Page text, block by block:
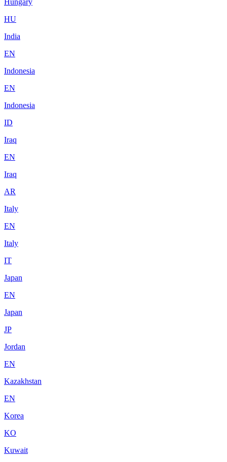
HU
India
EN
Indonesia
EN
Indonesia
ID
Iraq
EN
Iraq
AR
Italy
EN
Italy
IT
Japan
EN
Japan
JP
Jordan
EN
Kazakhstan
EN
Korea
KO
Kuwait